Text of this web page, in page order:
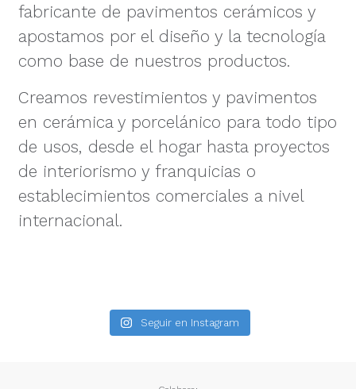
fabricante de pavimentos cerámicos y
apostamos por el diseño y la tecnología
como base de nuestros productos.
Creamos revestimientos y pavimentos
en cerámica y porcelánico para todo tipo
de usos, desde el hogar hasta proyectos
de interiorismo y franquicias o
establecimientos comerciales a nivel
internacional.
Seguir en Instagram